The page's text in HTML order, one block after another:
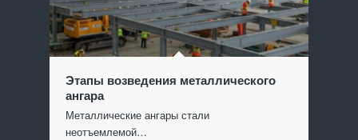
Этапы возведения металлического
ангара
Металлические ангары стали
неотъемлемой…